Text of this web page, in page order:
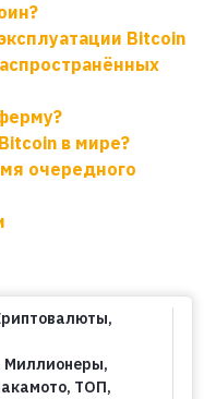
Bitcoin
в мире?
очередного
,
Миллионеры,
, ТОП,